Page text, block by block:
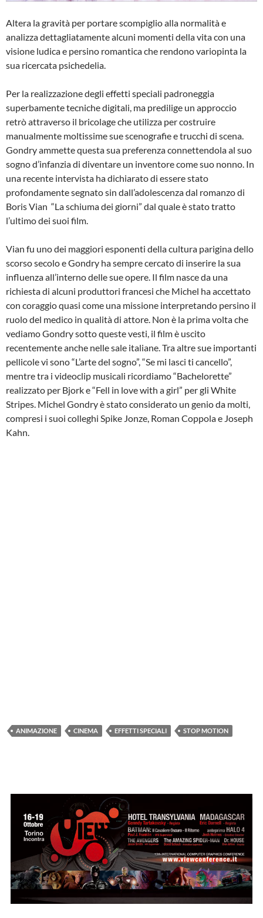
Altera la gravità per portare scompiglio alla normalità e
analizza dettagliatamente alcuni momenti della vita con una
visione ludica e persino romantica che rendono variopinta la
sua ricercata psichedelia.
Per la realizzazione degli effetti speciali padroneggia
superbamente tecniche digitali, ma predilige un approccio
retrò attraverso il bricolage che utilizza per costruire
manualmente moltissime sue scenografie e trucchi di scena.
Gondry ammette questa sua preferenza connettendola al suo
sogno d’infanzia di diventare un inventore come suo nonno. In
una recente intervista ha dichiarato di essere stato
profondamente segnato sin dall’adolescenza dal romanzo di
Boris Vian “La schiuma dei giorni” dal quale è stato tratto
l’ultimo dei suoi film.
Vian fu uno dei maggiori esponenti della cultura parigina dello
scorso secolo e Gondry ha sempre cercato di inserire la sua
influenza all’interno delle sue opere. Il film nasce da una
richiesta di alcuni produttori francesi che Michel ha accettato
con coraggio quasi come una missione interpretando persino il
ruolo del medico in qualità di attore. Non è la prima volta che
vediamo Gondry sotto queste vesti, il film è uscito
recentemente anche nelle sale italiane. Tra altre sue importanti
pellicole vi sono “L’arte del sogno”, “Se mi lasci ti cancello”,
mentre tra i videoclip musicali ricordiamo “Bachelorette”
realizzato per Bjork e “Fell in love with a girl” per gli White
Stripes. Michel Gondry è stato considerato un genio da molti,
compresi i suoi colleghi Spike Jonze, Roman Coppola e Joseph
Kahn.
ANIMAZIONE CINEMA EFFETTI SPECIALI STOP MOTION